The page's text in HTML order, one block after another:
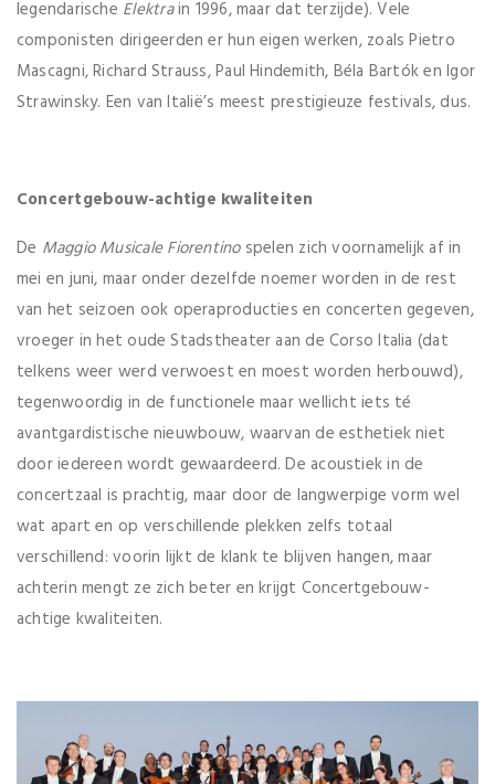
legendarische Elektrain 1996, maar dat terzijde). Vele
componisten dirigeerden er hun eigen werken, zoals Pietro
Mascagni, Richard Strauss, Paul Hindemith, Béla Bartók en Igor
Strawinsky. Een van Italië’s meest prestigieuze festivals, dus.
Concertgebouw-achtige kwaliteiten
De Maggio Musicale Fiorentino spelen zich voornamelijk af in
mei en juni, maar onder dezelfde noemer worden in de rest
van het seizoen ook operaproducties en concerten gegeven,
vroeger in het oude Stadstheater aan de Corso Italia (dat
telkens weer werd verwoest en moest worden herbouwd),
tegenwoordig in de functionele maar wellicht iets té
avantgardistische nieuwbouw, waarvan de esthetiek niet
door iedereen wordt gewaardeerd. De acoustiek in de
concertzaal is prachtig, maar door de langwerpige vorm wel
wat apart en op verschillende plekken zelfs totaal
verschillend: voorin lijkt de klank te blijven hangen, maar
achterin mengt ze zich beter en krijgt Concertgebouw-
achtige kwaliteiten.